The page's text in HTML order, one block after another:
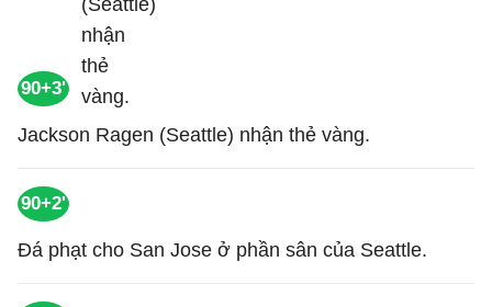
90+3'
Jackson Ragen (Seattle) nhận thẻ vàng.
90+2'
Đá phạt cho San Jose ở phần sân của Seattle.